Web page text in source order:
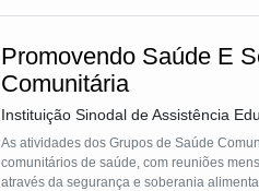
Promovendo Saúde E
Comunitária
Instituição Sinodal de Assistência
As atividades dos Grupos de Saúde Comunitária envolvem mulheres de comunidades rurais e
comunitários de saúde, com reuniões
através da segurança e soberania